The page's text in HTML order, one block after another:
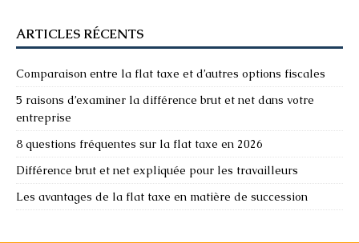
ARTICLES RÉCENTS
Comparaison entre la flat taxe et d’autres options fiscales
5 raisons d’examiner la différence brut et net dans votre
entreprise
8 questions fréquentes sur la flat taxe en 2026
Différence brut et net expliquée pour les travailleurs
Les avantages de la flat taxe en matière de succession